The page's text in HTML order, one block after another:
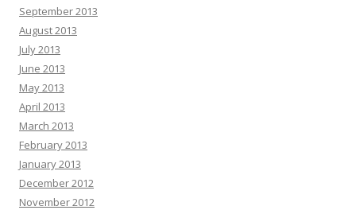
September 2013
August 2013
July 2013
June 2013
May 2013
April 2013
March 2013
February 2013
January 2013
December 2012
November 2012